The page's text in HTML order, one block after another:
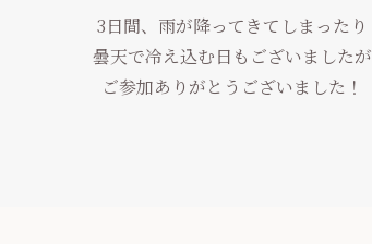
3日間、雨が降ってきてしまったり
曇天で冷え込む日もございましたが
ご参加ありがとうございました！